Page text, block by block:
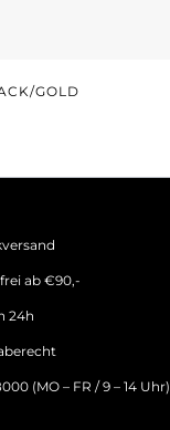
GOLD
ab €90,-
24h
(MO – FR / 9 – 14 Uhr)